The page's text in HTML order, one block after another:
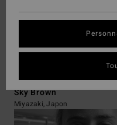
Sky Brown
Miyazaki, Japon